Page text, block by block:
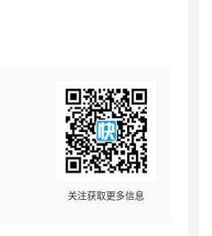
关注获取更多信息